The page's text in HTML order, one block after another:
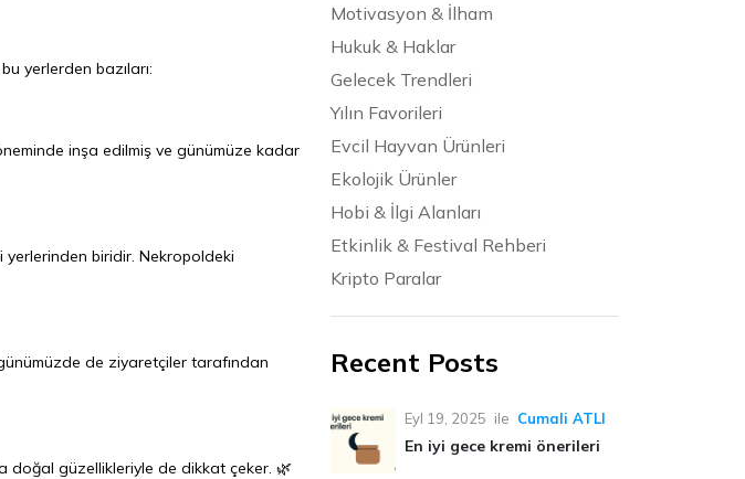
yerlerden bazıları:
inşa edilmiş ve günümüze kadar
biridir. Nekropoldeki
de ziyaretçiler tarafından
doğal güzellikleriyle de dikkat çeker. 🌿
Motivasyon & İlham
Hukuk & Haklar
Gelecek Trendleri
Yılın Favorileri
Evcil Hayvan Ürünleri
Ekolojik Ürünler
Hobi & İlgi Alanları
Etkinlik & Festival Rehberi
Kripto Paralar
Recent Posts
Eyl 19, 2025 ile Cumali ATLI
En iyi gece kremi önerileri